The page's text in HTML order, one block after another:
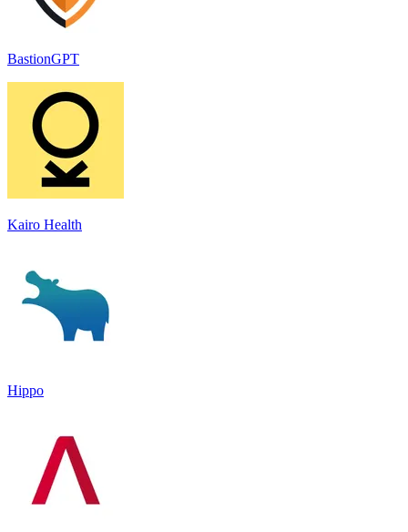
BastionGPT
Kairo Health
Hippo